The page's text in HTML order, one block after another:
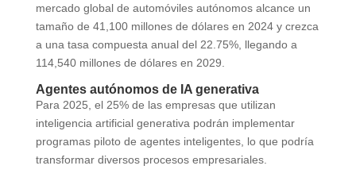
mercado global de automóviles autónomos alcance un
tamaño de 41,100 millones de dólares en 2024 y crezca
a una tasa compuesta anual del 22.75%, llegando a
114,540 millones de dólares en 2029.
Agentes autónomos de IA generativa
Para 2025, el 25% de las empresas que utilizan
inteligencia artificial generativa podrán implementar
programas piloto de agentes inteligentes, lo que podría
transformar diversos procesos empresariales.